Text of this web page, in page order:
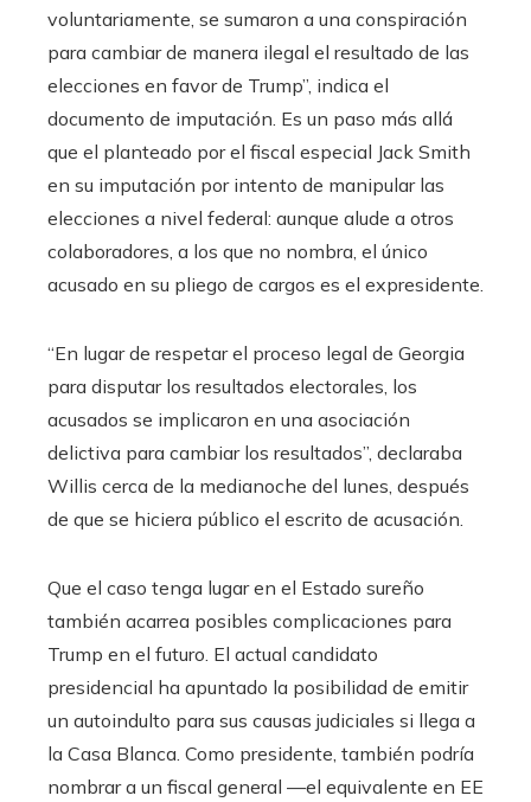
voluntariamente, se sumaron a una conspiración
para cambiar de manera ilegal el resultado de las
elecciones en favor de Trump”, indica el
documento de imputación. Es un paso más allá
que el planteado por el fiscal especial Jack Smith
en su imputación por intento de manipular las
elecciones a nivel federal: aunque alude a otros
colaboradores, a los que no nombra, el único
acusado en su pliego de cargos es el expresidente.
“En lugar de respetar el proceso legal de Georgia
para disputar los resultados electorales, los
acusados se implicaron en una asociación
delictiva para cambiar los resultados”, declaraba
Willis cerca de la medianoche del lunes, después
de que se hiciera público el escrito de acusación.
Que el caso tenga lugar en el Estado sureño
también acarrea posibles complicaciones para
Trump en el futuro. El actual candidato
presidencial ha apuntado la posibilidad de emitir
un autoindulto para sus causas judiciales si llega a
la Casa Blanca. Como presidente, también podría
nombrar a un fiscal general —el equivalente en EE